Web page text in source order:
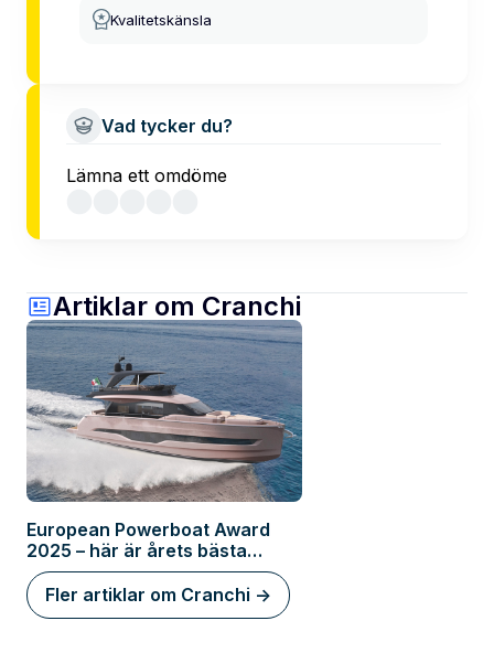
Kvalitetskänsla
Vad tycker du?
Lämna ett omdöme
Artiklar om Cranchi
European Powerboat Award
2025 – här är årets bästa
motorbåtar!
Fler artiklar om Cranchi ->